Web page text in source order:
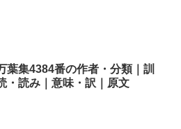
葉集4384番の作者・分類｜訓
・読み｜意味・訳｜原文